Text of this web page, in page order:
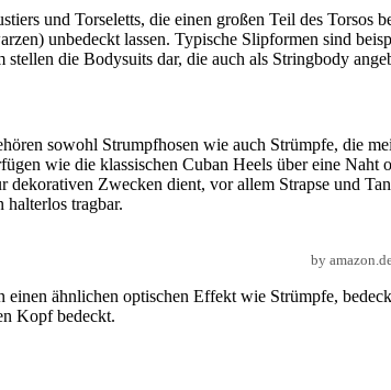
und Torseletts, die einen großen Teil des Torsos
unbedeckt lassen. Typische Slipformen sind
die Bodysuits dar, die auch als Stringbody
sowohl Strumpfhosen wie auch Strümpfe, die
wie die klassischen Cuban Heels über eine
dekorativen Zwecken dient, vor allem Strapse und
halterlos tragbar.
by
ähnlichen optischen Effekt wie Strümpfe,
Kopf bedeckt.